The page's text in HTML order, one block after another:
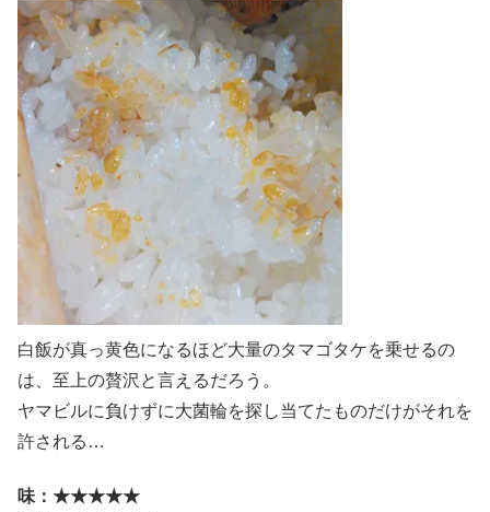
白飯が真っ黄色になるほど大量のタマゴタケを乗せるの
は、至上の贅沢と言えるだろう。
ヤマビルに負けずに大菌輪を探し当てたものだけがそれを
許される…
味：★★★★★